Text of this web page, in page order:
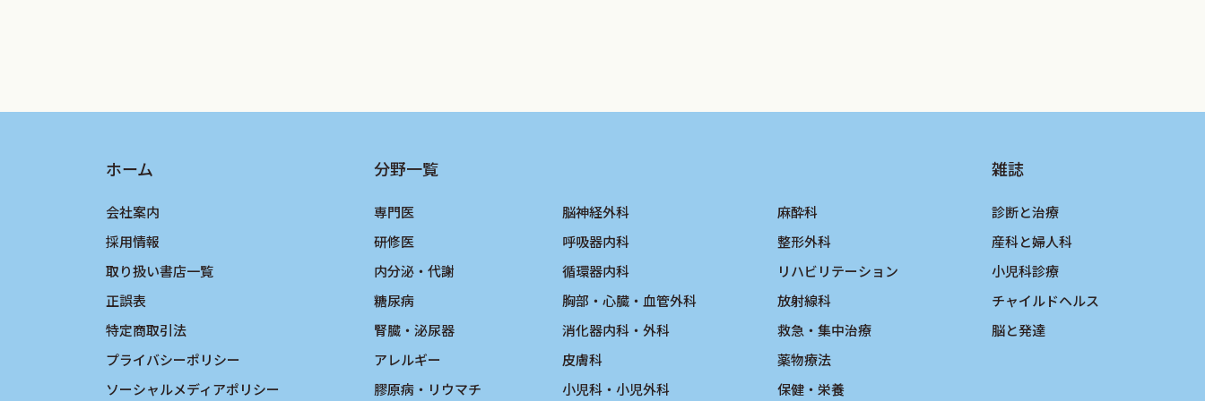
ホーム
会社案内
採用情報
取り扱い書店一覧
正誤表
特定商取引法
プライバシーポリシー
ソーシャルメディアポリシー
分野一覧
専門医
研修医
内分泌・代謝
糖尿病
腎臓・泌尿器
アレルギー
膠原病・リウマチ
脳神経外科
呼吸器内科
循環器内科
胸部・心臓・血管外科
消化器内科・外科
皮膚科
小児科・小児外科
麻酔科
整形外科
リハビリテーション
放射線科
救急・集中治療
薬物療法
保健・栄養
雑誌
診断と治療
産科と婦人科
小児科診療
チャイルドヘルス
脳と発達